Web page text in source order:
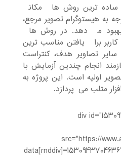
ساده ترين روش هاي مکاني
به هيستوگرام تصوير مرجع،
مي دهد. در روش هاي
براي يافتن مناسب ترين
تصاوير هدف، کنتراست
انجام چندين آزمايش با
اوليه است. این پروژه به
متلب می¬پردازد.
<div
src="https://